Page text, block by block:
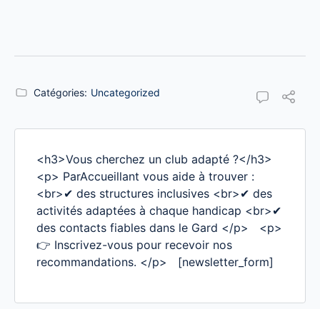
Catégories: Uncategorized
<h3>Vous cherchez un club adapté ?</h3>
<p> ParAccueillant vous aide à trouver :
<br>✔ des structures inclusives <br>✔ des
activités adaptées à chaque handicap <br>✔
des contacts fiables dans le Gard </p> <p>
👉 Inscrivez-vous pour recevoir nos
recommandations. </p> [newsletter_form]